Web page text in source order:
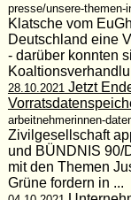
presse/unsere-themen-
Klatsche vom
Deutschland eine
- darüber konnten
28.10.2021 Jetzt
arbeitnehmerinnen-
Zivilgesellschaft
und BÜNDNIS 90/
mit den Themen
Grüne fordern in ...